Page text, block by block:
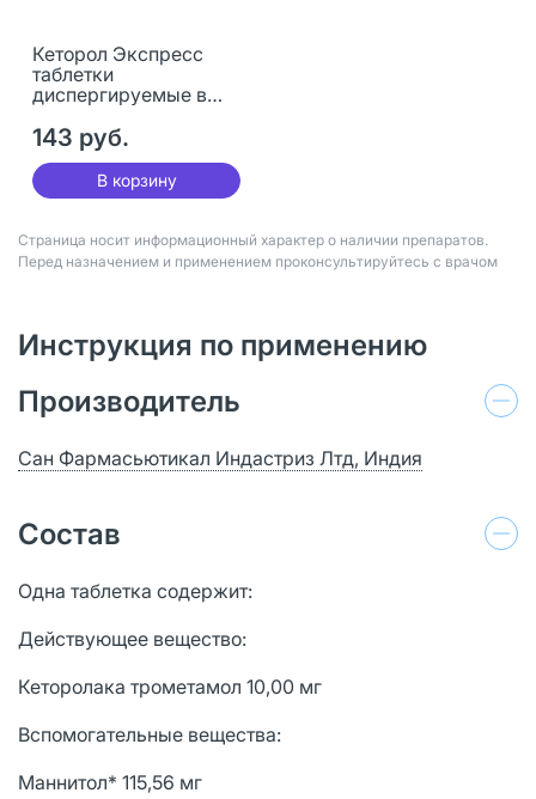
Кеторол Экспресс
таблетки
диспергируемые в
шт
143 руб.
В корзину
Страница носит информационный характер о наличии препаратов.
Перед назначением и применением проконсультируйтесь с врачом
Инструкция по применению
Производитель
Сан Фармасьютикал Индастриз Лтд, Индия
Состав
Одна таблетка содержит:
Действующее вещество:
Кеторолака трометамол 10,00 мг
Вспомогательные вещества:
Маннитол* 115,56 мг